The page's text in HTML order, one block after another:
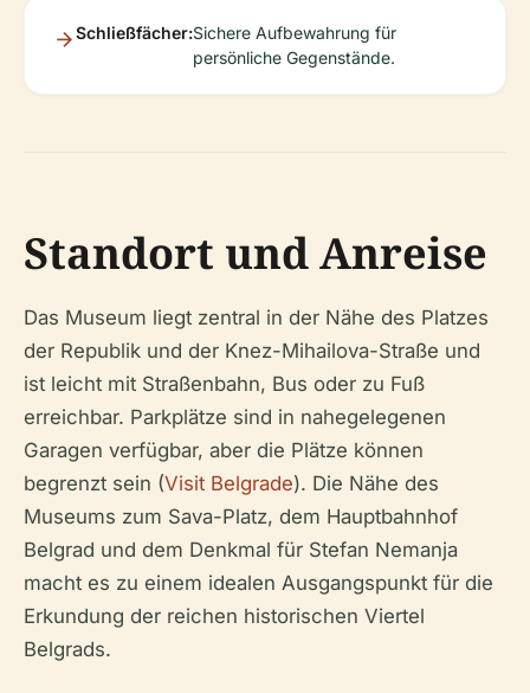
Schließfächer:Sichere Aufbewahrung für
persönliche Gegenstände.
Standort und Anreise
Das Museum liegt zentral in der Nähe des Platzes
der Republik und der Knez-Mihailova-Straße und
ist leicht mit Straßenbahn, Bus oder zu Fuß
erreichbar. Parkplätze sind in nahegelegenen
Garagen verfügbar, aber die Plätze können
begrenzt sein (Visit Belgrade). Die Nähe des
Museums zum Sava-Platz, dem Hauptbahnhof
Belgrad und dem Denkmal für Stefan Nemanja
macht es zu einem idealen Ausgangspunkt für die
Erkundung der reichen historischen Viertel
Belgrads.